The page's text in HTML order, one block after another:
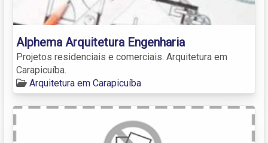
Alphema Arquitetura Engenharia
Projetos residenciais e comerciais. Arquitetura em
Carapicuíba.
Arquitetura em Carapicuíba